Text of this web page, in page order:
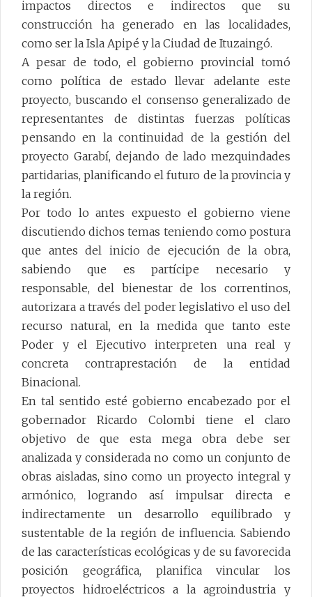
impactos directos e indirectos que su
construcción ha generado en las localidades,
como ser la Isla Apipé y la Ciudad de Ituzaingó.
A pesar de todo, el gobierno provincial tomó
como política de estado llevar adelante este
proyecto, buscando el consenso generalizado de
representantes de distintas fuerzas políticas
pensando en la continuidad de la gestión del
proyecto Garabí, dejando de lado mezquindades
partidarias, planificando el futuro de la provincia y
la región.
Por todo lo antes expuesto el gobierno viene
discutiendo dichos temas teniendo como postura
que antes del inicio de ejecución de la obra,
sabiendo que es partícipe necesario y
responsable, del bienestar de los correntinos,
autorizara a través del poder legislativo el uso del
recurso natural, en la medida que tanto este
Poder y el Ejecutivo interpreten una real y
concreta contraprestación de la entidad
Binacional.
En tal sentido esté gobierno encabezado por el
gobernador Ricardo Colombi tiene el claro
objetivo de que esta mega obra debe ser
analizada y considerada no como un conjunto de
obras aisladas, sino como un proyecto integral y
armónico, logrando así impulsar directa e
indirectamente un desarrollo equilibrado y
sustentable de la región de influencia. Sabiendo
de las características ecológicas y de su favorecida
posición geográfica, planifica vincular los
proyectos hidroeléctricos a la agroindustria y